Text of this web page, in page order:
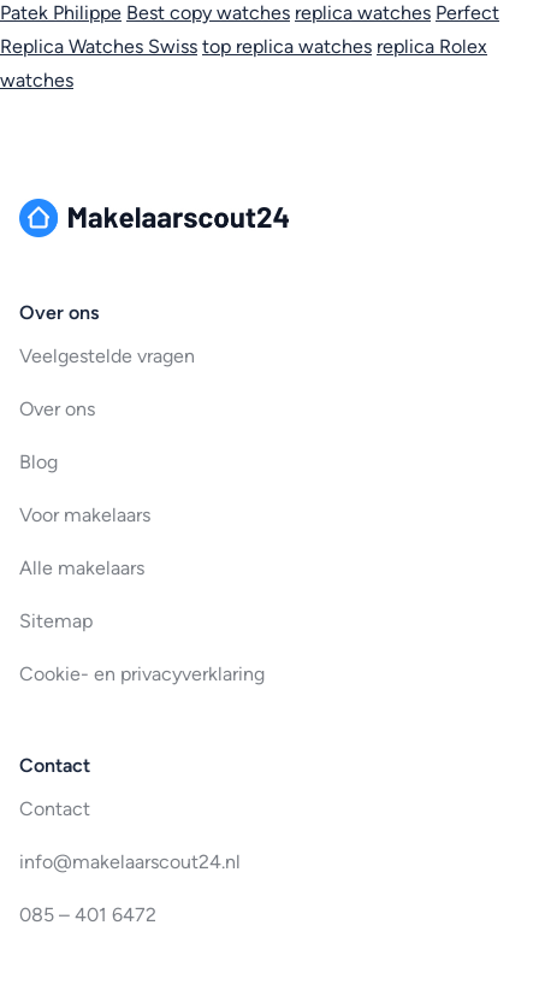
Patek Philippe Best copy watches replica watches Perfect
Replica Watches Swiss top replica watches replica Rolex
watches
Over ons
Veelgestelde vragen
Over ons
Blog
Voor makelaars
Alle makelaars
Sitemap
Cookie- en privacyverklaring
Contact
Contact
info@makelaarscout24.nl
085 – 401 6472